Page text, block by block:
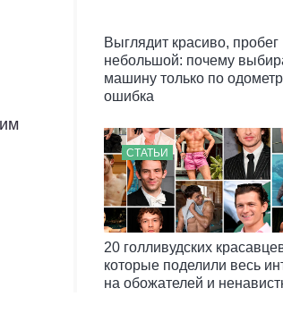
Выглядит красиво, пробег
небольшой: почему
машину только по
ошибка
СТАТЬИ
20 голливудских
которые поделили весь
на обожателей и